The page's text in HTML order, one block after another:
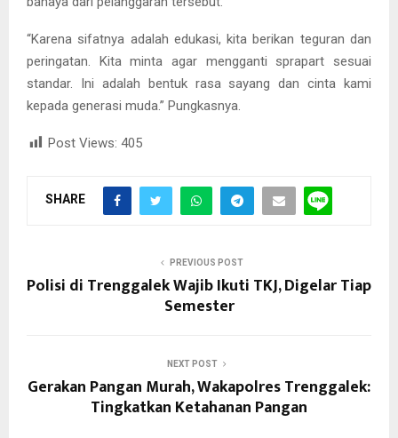
“Karena sifatnya adalah edukasi, kita berikan teguran dan
peringatan. Kita minta agar mengganti sprapart sesuai
standar. Ini adalah bentuk rasa sayang dan cinta kami
kepada generasi muda.” Pungkasnya.
Post Views: 405
SHARE
PREVIOUS POST
Polisi di Trenggalek Wajib Ikuti TKJ, Digelar Tiap
Semester
NEXT POST
Gerakan Pangan Murah, Wakapolres Trenggalek:
Tingkatkan Ketahanan Pangan